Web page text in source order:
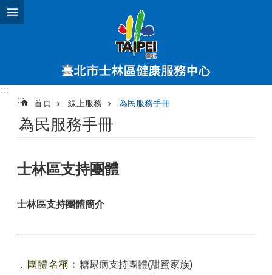
跳到主要內容區塊
:::
:::
首頁 線上服務 為民服務手冊
為民服務手冊
士林區支持團體
士林區支持團體簡介
．團體名稱 ︰糖尿病支持團體(甜蜜家族)